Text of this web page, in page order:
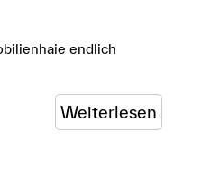
endlich
Weiterlesen